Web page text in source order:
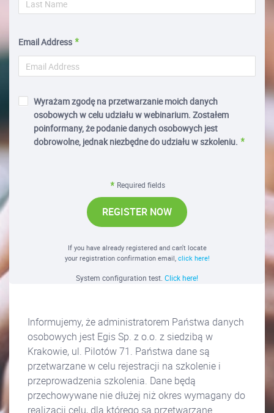
Email Address
Wyrażam zgodę na przetwarzanie moich danych
osobowych w celu udziału w webinarium. Zostałem
poinformany, że podanie danych osobowych jest
dobrowolne, jednak niezbędne do udziału w szkoleniu.
Required fields
REGISTER NOW
If you have already registered and can't locate
your registration confirmation email, click here!
System configuration test. Click here!
Informujemy, że administratorem Państwa danych
osobowych jest Egis Sp. z o.o. z siedzibą w
Krakowie, ul. Pilotów 71. Państwa dane są
przetwarzane w celu rejestracji na szkolenie i
przeprowadzenia szkolenia. Dane będą
przechowywane nie dłużej niż okres wymagany do
realizacji celu, dla którego są przetwarzane.